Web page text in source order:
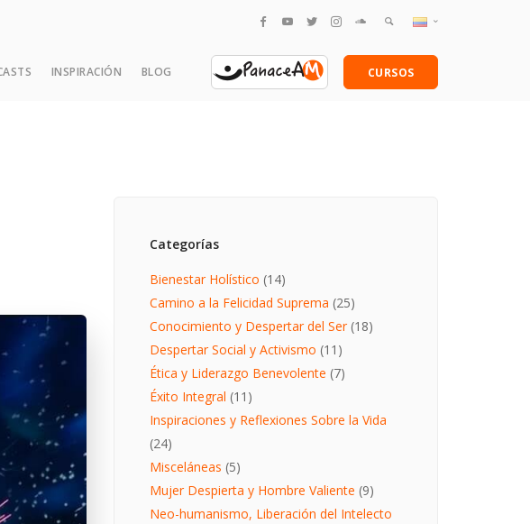
Enseñanzas Fundamentales
INSPIRACIÓN BLOG CURSOS
Categorías
Bienestar Holístico (14)
Camino a la Felicidad Suprema (25)
Conocimiento y Despertar del Ser(18)
Despertar Social y Activismo (11)
Ética y Liderazgo Benevolente (7)
Éxito Integral (11)
Inspiraciones y Reflexiones Sobre la Vida
(24)
Misceláneas (5)
Mujer Despierta y Hombre Valiente (9)
Neo-humanismo, Liberación del Intelecto